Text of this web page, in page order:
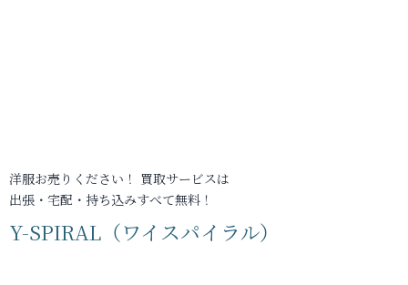
洋服お売りください！ 買取サービスは
出張・宅配・持ち込みすべて無料！
Y-SPIRAL（ワイスパイラル）